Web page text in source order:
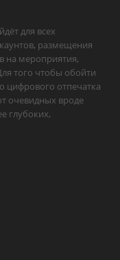
для всех
размещения
на мероприятия,
того чтобы обойти
цифрового отпечатка
очевидных вроде
глубоких,